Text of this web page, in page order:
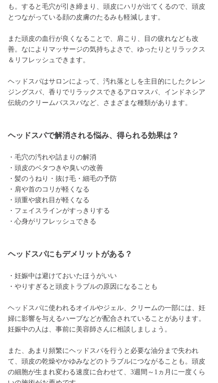
も。すると毛穴が引き締まり、頭皮にハリが出てくるので、頭皮
とつながっている顔の皮膚のたるみも軽減します。
また頭皮の血行が良くなることで、肩こり、目の疲れなども改
善。なによりマッサージの気持ちよさで、ゆったりとリラックス
＆リフレッシュできます。
ヘッドスパはサロンによって、汚れ落としを主目的にしたクレン
ジングスパ、香りでリラックスできるアロマスパ、インドネシア
伝統のクリームバススパなど、さまざまな種類があります。
ヘッドスパで解消される悩み、得られる効果は？
・毛穴の汚れや詰まりの解消
・頭皮のベタつきや臭いの改善
・髪のうねり・抜け毛・細毛の予防
・肩や首のコリが軽くなる
・頭重や疲れ目が軽くなる
・フェイスラインがすっきりする
・心身がリフレッシュできる
ヘッドスパにもデメリットがある？
・妊娠中は避けておいたほうがいい
・やりすぎると頭皮トラブルの原因になることも
ヘッドスパに使われるオイルやジェル、クリームの一部には、妊
婦に影響を与えるハーブなどが配合されていることがあります。
妊娠中の人は、事前に美容師さんに相談しましょう。
また、あまり頻繁にヘッドスパを行うと必要な油分まで失われ
て、頭皮の乾燥やかゆみなどのトラブルにつながることも。頭皮
の細胞が生まれ変わる速度に合わせて、3週間～1ヵ月に一度くら